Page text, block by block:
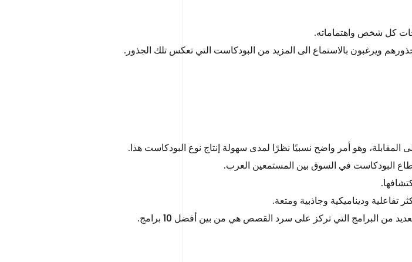
كل شخص واهتماماته.
ويرغبون بالاستماع الى المزيد من البودكاست التي تعكس تلك الجذور.
المقابلة، وهو أمر واضح نسبيًا نظرًا لمدى سهولة إنتاج نوع البودكاست هذا.
البودكاست في السوق بين المستمعين العرب.
وديناميكية وجاذبية ومتعة.
من البرامج التي تركز على سرد القصص هي من بين أفضل 10 برامج.